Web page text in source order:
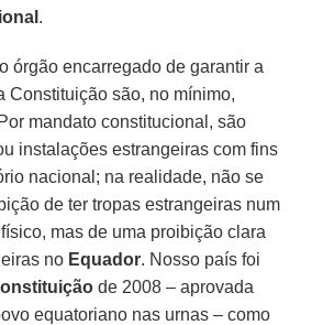
.
órgão encarregado de garantir a
Constituição são, no mínimo,
mandato constitucional, são
instalações estrangeiras com fins
nacional; na realidade, não se
de ter tropas estrangeiras num
mas de uma proibição clara
no Equador. Nosso país foi
de 2008 – aprovada
equatoriano nas urnas – como